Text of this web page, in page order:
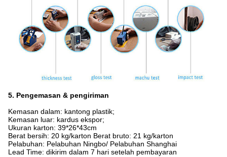
5. Pengemasan & pengiriman
Kemasan dalam: kantong plastik;
Kemasan luar: kardus ekspor;
Ukuran karton: 39*26*43cm
Berat bersih: 20 kg/karton Berat bruto: 21 kg/karton
Pelabuhan: Pelabuhan Ningbo/ Pelabuhan Shanghai
Lead Time: dikirim dalam 7 hari setelah pembayaran